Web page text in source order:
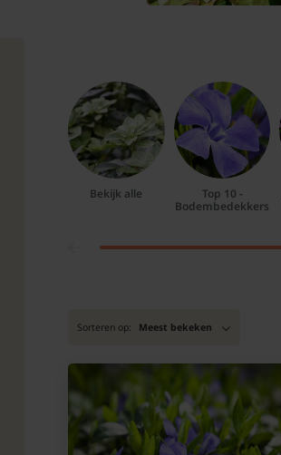
Bekijk alle
Top 10 -
Bodembedekkers
Sorteren op: Meest bekeken